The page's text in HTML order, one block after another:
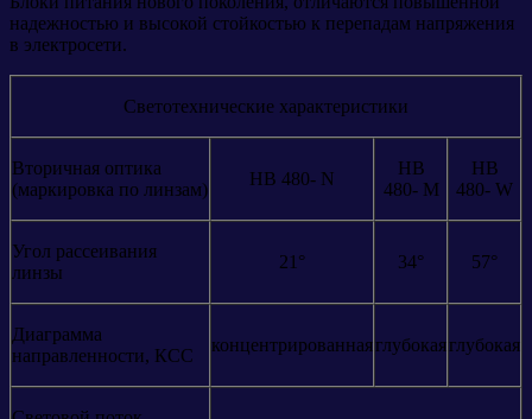
надежностью и высокой стойкостью к перепадам напряжения
в электросети.
Светотехнические характеристики
Вторичная оптика
(маркировка по линзам)
HB 480- N
HB
480- M
HB
480- W
Угол рассеивания
линзы
21° 34° 57°
Диаграмма
направленности, КСС
концентрированнаяглубокаяглубокая